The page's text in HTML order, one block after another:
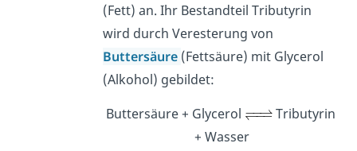
(Fett) an. Ihr Bestandteil Tributyrin
wird durch Veresterung von
Buttersäure (Fettsäure) mit Glycerol
(Alkohol) gebildet:
Buttersäure + Glycerol
Tributyrin
+ Wasser